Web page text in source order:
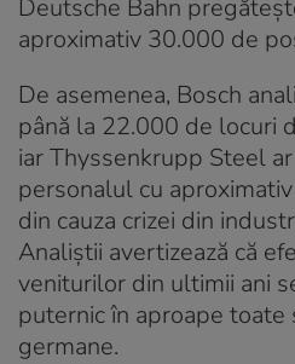
Deutsche Bahn
aproximativ 30.000 de
De asemenea, Bosch
până la 22.000 de locuri
iar Thyssenkrupp Steel
personalul cu
din cauza crizei din
Analiștii avertizează că
veniturilor din ultimii ani
puternic în aproape
germane.